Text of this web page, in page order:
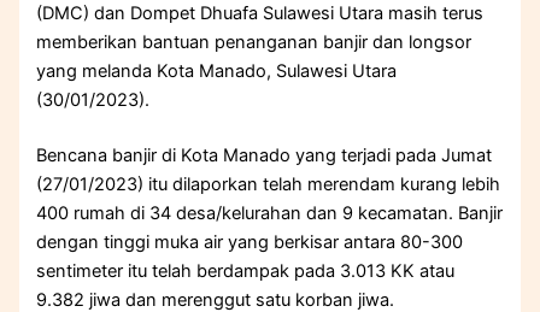
(DMC) dan Dompet Dhuafa Sulawesi Utara masih terus
memberikan bantuan penanganan banjir dan longsor
yang melanda Kota Manado, Sulawesi Utara
(30/01/2023).
Bencana banjir di Kota Manado yang terjadi pada Jumat
(27/01/2023) itu dilaporkan telah merendam kurang lebih
400 rumah di 34 desa/kelurahan dan 9 kecamatan. Banjir
dengan tinggi muka air yang berkisar antara 80-300
sentimeter itu telah berdampak pada 3.013 KK atau
9.382 jiwa dan merenggut satu korban jiwa.